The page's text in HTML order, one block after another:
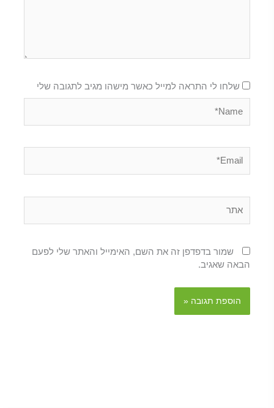
שלחו לי התראה למייל כאשר מישהו מגיב לתגובה שלי
שמור בדפדפן זה את השם, האימייל והאתר שלי לפעם
הבאה שאגיב.